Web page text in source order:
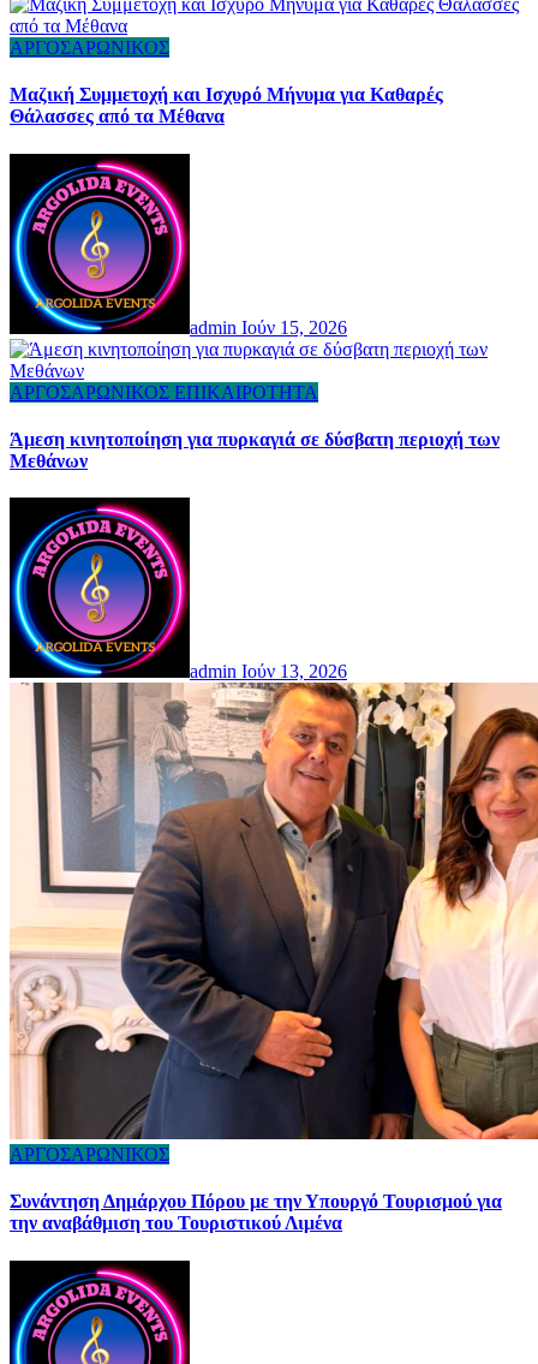
ΑΡΓΟΣΑΡΩΝΙΚΟΣ
Μαζική Συμμετοχή και Ισχυρό Μήνυμα για Καθαρές
Θάλασσες από τα Μέθανα
admin Ιούν 15, 2026
ΑΡΓΟΣΑΡΩΝΙΚΟΣ ΕΠΙΚΑΙΡΟΤΗΤΑ
Άμεση κινητοποίηση για πυρκαγιά σε δύσβατη περιοχή των
Μεθάνων
admin Ιούν 13, 2026
ΑΡΓΟΣΑΡΩΝΙΚΟΣ
Συνάντηση Δημάρχου Πόρου με την Υπουργό Τουρισμού για
την αναβάθμιση του Τουριστικού Λιμένα